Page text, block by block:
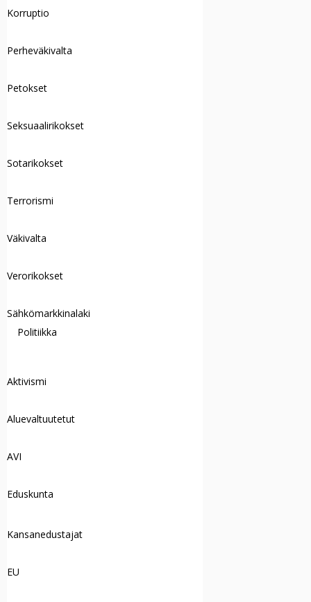
Korruptio
Perheväkivalta
Petokset
Seksuaalirikokset
Sotarikokset
Terrorismi
Väkivalta
Verorikokset
Sähkömarkkinalaki
Politiikka
Aktivismi
Aluevaltuutetut
AVI
Eduskunta
Kansanedustajat
EU